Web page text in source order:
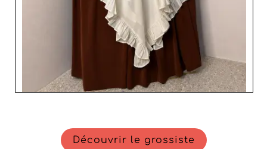
Découvrir le grossiste